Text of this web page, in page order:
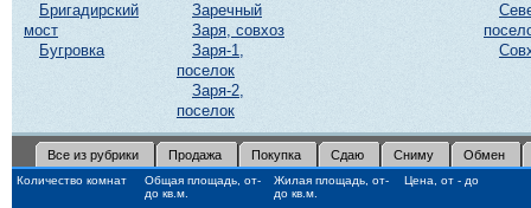
Бригадирский
мост
Бугровка
Заречный
Заря, совхоз
Заря-1,
поселок
Заря-2,
поселок
Все из рубрики Продажа Покупка Сдаю Сниму Обмен
Количество комнат
Общая площадь, от-
до кв.м.
Жилая площадь, от-
до кв.м.
Цена, от - до